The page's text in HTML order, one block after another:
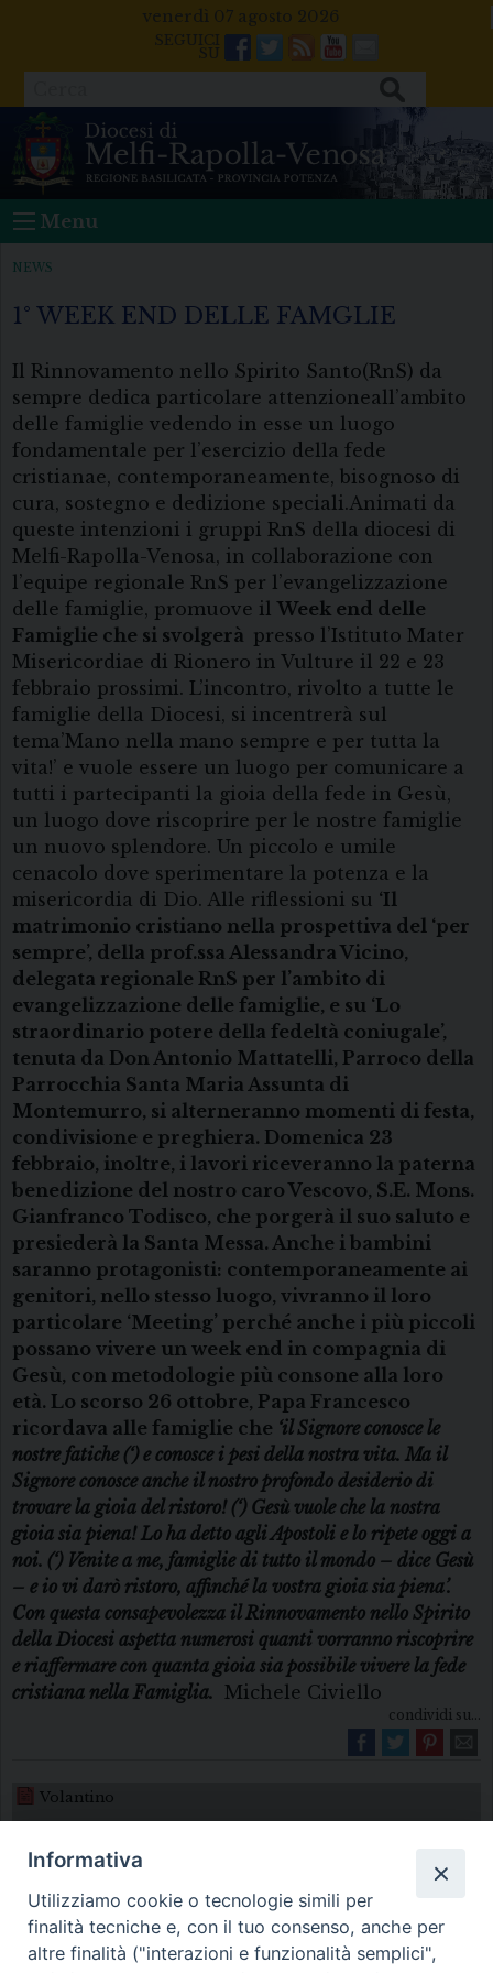
venerdì 07 agosto 2026
Facebook
Twitter
FeedsYoutube
Mail
Menu
NEWS
1° WEEK END DELLE FAMGLIE
Il Rinnovamento nello Spirito Santo(RnS) da
sempre dedica particolare attenzioneall’ambito
delle famiglie vedendo in esse un luogo
fondamentale per l’esercizio della fede
cristianae, contemporaneamente, bisognoso di
cura, sostegno e dedizione speciali.Animati da
queste intenzioni i gruppi RnS della diocesi di
Melfi-Rapolla-Venosa, in collaborazione con
l’equipe regionale RnS per l’evangelizzazione
delle famiglie, promuove il Week end delle
Famiglie che si svolgerà presso l’Istituto Mater
Misericordiae di Rionero in Vulture il 22 e 23
febbraio prossimi. L’incontro, rivolto a tutte le
famiglie della Diocesi, si incentrerà sul
tema’Mano nella mano sempre e per tutta la
vita!’ e vuole essere un luogo per comunicare a
tutti i partecipanti la gioia della fede in Gesù,
un luogo dove riscoprire per le nostre famiglie
un nuovo splendore. Un piccolo e umile
cenacolo dove sperimentare la potenza e la
misericordia di Dio. Alle riflessioni su ‘Il
matrimonio cristiano nella prospettiva del ‘per
sempre’, della prof.ssa Alessandra Vicino,
delegata regionale RnS per l’ambito di
evangelizzazione delle famiglie, e su ‘Lo
straordinario potere della fedeltà coniugale’,
tenuta da Don Antonio Mattatelli, Parroco della
Parrocchia Santa Maria Assunta di
Montemurro, si alterneranno momenti di festa,
condivisione e preghiera. Domenica 23
febbraio, inoltre, i lavori riceveranno la paterna
benedizione del nostro caro Vescovo, S.E. Mons.
Gianfranco Todisco, che porgerà il suo saluto e
presiederà la Santa Messa. Anche i bambini
saranno protagonisti: contemporaneamente ai
genitori, nello stesso luogo, vivranno il loro
particolare ‘Meeting’ perché anche i più piccoli
possano vivere un week end in compagnia di
Gesù, con metodologie più consone alla loro
età. Lo scorso 26 ottobre, Papa Francesco
ricordava alle famiglie che ‘il Signore conosce le
nostre fatiche (‘) e conosce i pesi della nostra vita. Ma il
Signore conosce anche il nostro profondo desiderio di
trovare la gioia del ristoro! (‘) Gesù vuole che la nostra
gioia sia piena! Lo ha detto agli Apostoli e lo ripete oggi a
noi. (‘) Venite a me, famiglie di tutto il mondo – dice Gesù
– e io vi darò ristoro, affinché la vostra gioia sia piena’.
Con questa consapevolezza il Rinnovamento nello Spirito
della Diocesi aspetta numerosi quanti vorranno riscoprire
e riaffermare con quanta gioia sia possibile vivere la fede
cristiana nella Famiglia. Michele Civiello
condividi su...
Volantino
Informativa
Utilizziamo cookie o tecnologie simili per
finalità tecniche e, con il tuo consenso, anche per
altre finalità ("interazioni e funzionalità semplici",